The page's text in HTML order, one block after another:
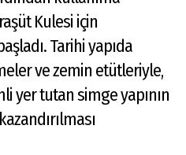
Kulesi için
Tarihi yapıda
ve zemin etütleriyle,
yer tutan simge yapının